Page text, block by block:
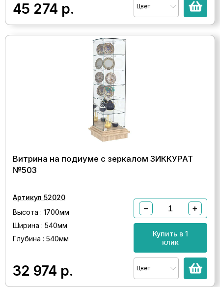
45 274 р. Цвет
Витрина на подиуме с зеркалом ЗИККУРАТ
№503
Артикул 52020
Высота : 1700мм
Ширина : 540мм
Глубина : 540мм
32 974 р.
− +
Купить в 1
клик
Цвет